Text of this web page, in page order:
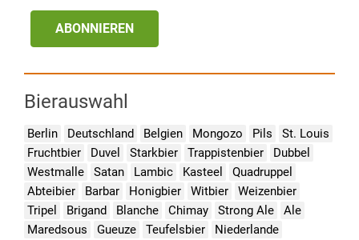
ABONNIEREN
Bierauswahl
Berlin Deutschland Belgien Mongozo Pils
St. Louis
Fruchtbier
Duvel Starkbier Trappistenbier
Dubbel
Westmalle
Satan Lambic Kasteel
Quadruppel
Abteibier
Barbar Honigbier Witbier
Weizenbier
Tripel
Brigand Blanche Chimay Strong Ale
Ale
Maredsous
Gueuze Teufelsbier
Niederlande